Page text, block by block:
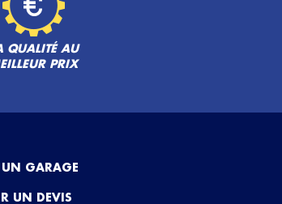
QUALITÉ AU
PRIX
GARAGE
UN DEVIS